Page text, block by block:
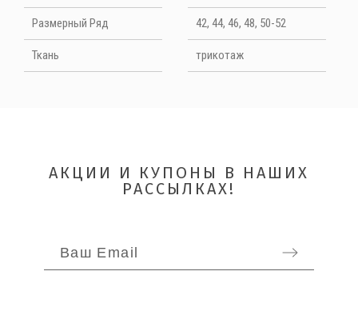
Размерный Ряд 42, 44, 46, 48, 50-52
Ткань трикотаж
АКЦИИ И КУПОНЫ В НАШИХ
РАССЫЛКАХ!